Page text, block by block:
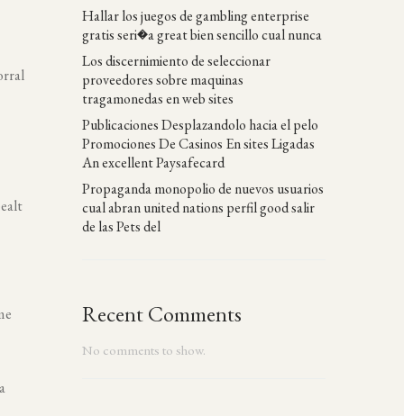
Hallar los juegos de gambling enterprise
gratis seri�a great bien sencillo cual nunca
Los discernimiento de seleccionar
proveedores sobre maquinas
tragamonedas en web sites
Publicaciones Desplazandolo hacia el pelo
Promociones De Casinos En sites Ligadas
An excellent Paysafecard
Propaganda monopolio de nuevos usuarios
cual abran united nations perfil good salir
de las Pets del
Recent Comments
No comments to show.